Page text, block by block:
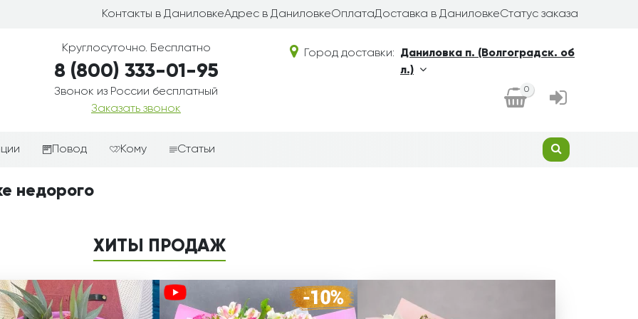
Контакты в ДаниловкеАдрес в ДаниловкеОплатаДоставка в ДаниловкеСтатус заказа
Круглосуточно. Бесплатно
8 (800) 333-01-95
Звонок из России бесплатный
Заказать звонок
Город доставки:
Даниловка п. (Волгоградск. об
л.)
0
корзины
Повод
цветам
День рождения
Любовь
Просто так
Кому
Мужчине
Папе
Статьи
недорого
ХИТЫ ПРОДАЖ